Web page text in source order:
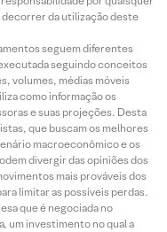
da utilização deste
seguem diferentes
seguindo conceitos
volumes, médias móveis
como informação os
e suas projeções. Desta
que buscam os melhores
macroeconômico e os
divergir das opiniões dos
mais prováveis dos
limitar as possíveis perdas.
que é negociada no
um investimento no qual a